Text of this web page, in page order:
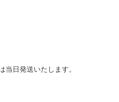
当日発送いたします。